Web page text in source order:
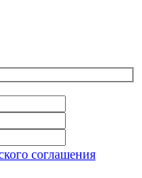
соглашения